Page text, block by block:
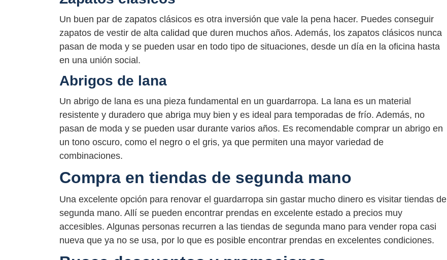
Un buen par de zapatos clásicos es otra inversión que vale la pena hacer. Puedes conseguir
zapatos de vestir de alta calidad que duren muchos años. Además, los zapatos clásicos nunca
pasan de moda y se pueden usar en todo tipo de situaciones, desde un día en la oficina hasta
en una unión social.
Abrigos de lana
Un abrigo de lana es una pieza fundamental en un guardarropa. La lana es un material
resistente y duradero que abriga muy bien y es ideal para temporadas de frío. Además, no
pasan de moda y se pueden usar durante varios años. Es recomendable comprar un abrigo en
un tono oscuro, como el negro o el gris, ya que permiten una mayor variedad de
combinaciones.
Compra en tiendas de segunda mano
Una excelente opción para renovar el guardarropa sin gastar mucho dinero es visitar tiendas de
segunda mano. Allí se pueden encontrar prendas en excelente estado a precios muy
accesibles. Algunas personas recurren a las tiendas de segunda mano para vender ropa casi
nueva que ya no se usa, por lo que es posible encontrar prendas en excelentes condiciones.